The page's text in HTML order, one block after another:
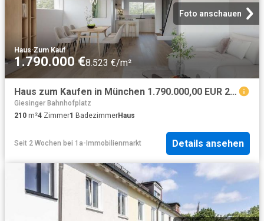
Foto anschauen
Haus·Zum Kauf
1.790.000 €8.523 €/m²
Haus zum Kaufen in München 1.790.000,00 EUR 210 m²
Giesinger Bahnhofplatz
210 m²4 Zimmer1 BadezimmerHaus
Seit 2 Wochen bei 1a-Immobilienmarkt Details ansehen